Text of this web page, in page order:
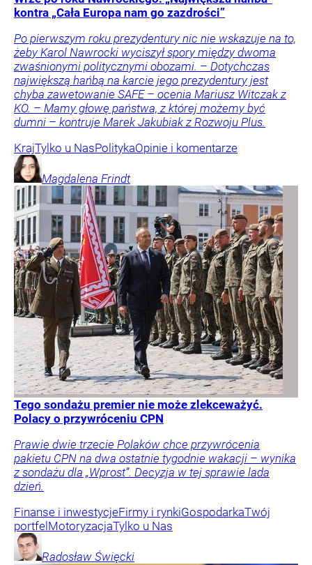
kontra „Cała Europa nam go zazdrości”
Po pierwszym roku prezydentury nic nie wskazuje na to,
żeby Karol Nawrocki wyciszył spory między dwoma
zwaśnionymi politycznymi obozami. – Dotychczas
największą hańbą na karcie jego prezydentury jest
chyba zawetowanie SAFE – ocenia Mariusz Witczak z
KO. – Mamy głowę państwa, z której możemy być
dumni – kontruje Marek Jakubiak z Rozwoju Plus.
KrajTylko u NasPolitykaOpinie i komentarze
Magdalena Frindt
Tego sondażu premier nie może zlekceważyć.
Polacy o przywróceniu CPN
Prawie dwie trzecie Polaków chce przywrócenia
pakietu CPN na dwa ostatnie tygodnie wakacji – wynika
z sondażu dla „Wprost”. Decyzja w tej sprawie lada
dzień.
Finanse i inwestycjeFirmy i rynkiGospodarkaTwój
portfel MotoryzacjaTylko u Nas
Radosław Święcki